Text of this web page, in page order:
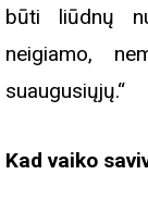
būti liūdnų
neigiamo,
suaugusiųjų.“
Kad vaiko